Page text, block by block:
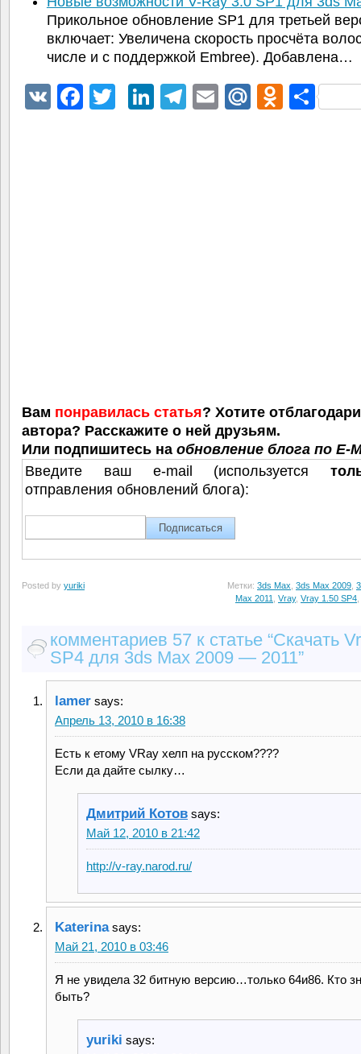
Прикольное обновление SP1 для третьей
включает: Увеличена скорость просчёта
числе и с поддержкой Embree). Добавлена…
VK Facebook
TwitterLinkedIn
Telegram
EmailMail.Ru
Вам понравилась статья? Хотите
автора? Расскажите о ней друзьям.
Или подпишитесь на обновление блога по E-
Введите ваш e-mail (используется
отправления обновлений блога):
Posted by yuriki Метки: 3ds Max 3ds Max 2009
Max 2011
Vray, Vray 1.50 SP4
комментариев 57 к статье “Скачать
SP4 для 3ds Max 2009 — 2011”
lamer says:
Апрель 13, 2010 в 16:38
Есть к етому VRay хелп на русском????
Если да дайте сылку…
Дмитрий Котов says:
Май 12, 2010 в 21:42
http://v-ray.narod.ru/
Katerina says:
Май 21, 2010 в 03:46
Я не увидела 32 битную версию…только 64и86. Кто
быть?
yuriki says: